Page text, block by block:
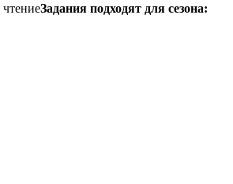
чтениеЗадания подходят для сезона: